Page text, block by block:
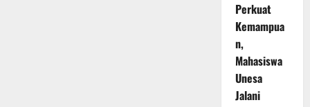
Perkuat
Kemampua
n,
Mahasiswa
Unesa
Jalani